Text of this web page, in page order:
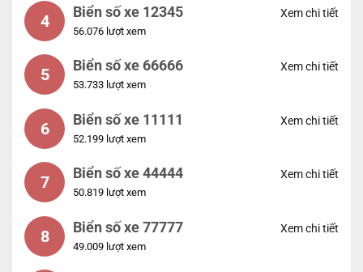
4 Biển số xe 12345
56.076 lượt xem
Xem chi tiết
5 Biển số xe 66666
53.733 lượt xem
Xem chi tiết
6 Biển số xe 11111
52.199 lượt xem
Xem chi tiết
7 Biển số xe 44444
50.819 lượt xem
Xem chi tiết
8 Biển số xe 77777
49.009 lượt xem
Xem chi tiết